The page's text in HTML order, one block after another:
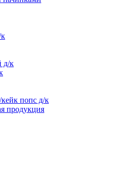
д/к
попс д/к
продукция